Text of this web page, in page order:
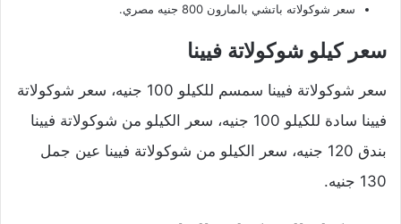
سعر شوكولاته باتشي بالمارون 800 جنيه مصري.
سعر كيلو شوكولاتة فيينا
سعر شوكولاتة فيينا سمسم للكيلو 100 جنيه، سعر شوكولاتة
فيينا سادة للكيلو 100 جنيه، سعر الكيلو من شوكولاتة فيينا
بندق 120 جنيه، سعر الكيلو من شوكولاتة فيينا عين جمل
130 جنيه.